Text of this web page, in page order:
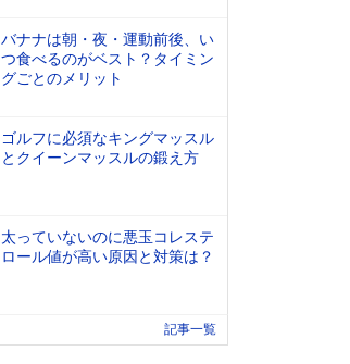
バナナは朝・夜・運動前後、い
つ食べるのがベスト？タイミン
グごとのメリット
ゴルフに必須なキングマッスル
とクイーンマッスルの鍛え方
太っていないのに悪玉コレステ
ロール値が高い原因と対策は？
記事一覧